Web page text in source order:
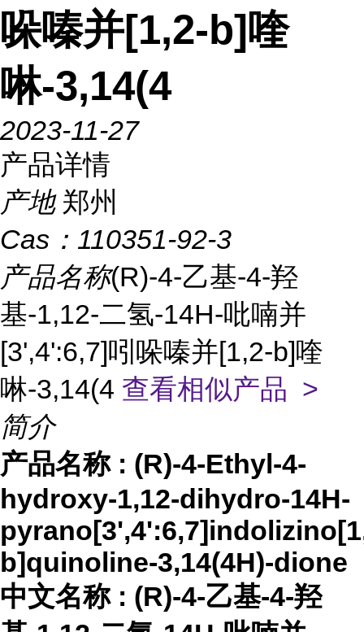
哚嗪并[1,2-b]喹
啉-3,14(4
2023-11-27
产品详情
产地 郑州
Cas： 110351-92-3
产品名称(R)-4-乙基-4-羟
基-1,12-二氢-14H-吡喃并
[3',4':6,7]吲哚嗪并[1,2-b]喹
啉-3,14(4 查看相似产品 >
简介
产品名称 : (R)-4-Ethyl-4-
hydroxy-1,12-dihydro-14H-
b]quinoline-3,14(4H)-dione
中文名称 : (R)-4-乙基-4-羟